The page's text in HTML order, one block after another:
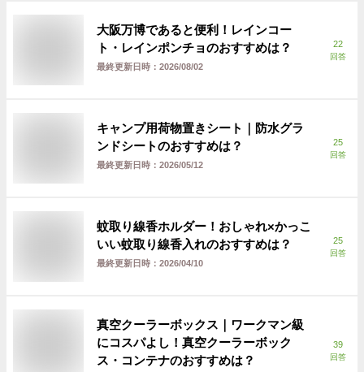
大阪万博であると便利！レインコー
ト・レインポンチョのおすすめは？
最終更新日時： 2026/08/02
22
回答
キャンプ用荷物置きシート｜防水グラ
ンドシートのおすすめは？
最終更新日時： 2026/05/12
25
回答
蚊取り線香ホルダー！おしゃれ×かっこ
いい蚊取り線香入れのおすすめは？
最終更新日時： 2026/04/10
25
回答
真空クーラーボックス｜ワークマン級
にコスパよし！真空クーラーボック
ス・コンテナのおすすめは？
39
回答